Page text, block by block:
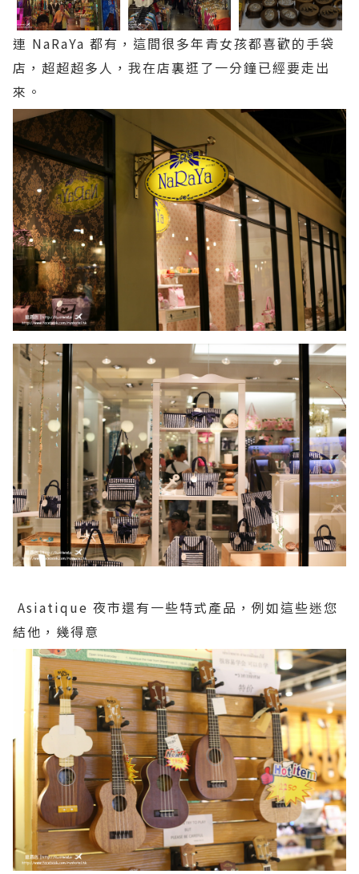
連 NaRaYa 都有，這間很多年青女孩都喜歡的手袋
店，超超超多人，我在店裏逛了一分鐘已經要走出
來。
Asiatique 夜市還有一些特式產品，例如這些迷您
結他，幾得意